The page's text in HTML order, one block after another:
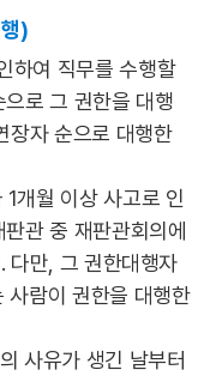
)
하여 직무를 수행할
로 그 권한을 대행
장자 순으로 대행한
개월 이상 사고로 인
관 중 재판관회의에
다만, 그 권한대행자
사람이 권한을 대행한
사유가 생긴 날부터